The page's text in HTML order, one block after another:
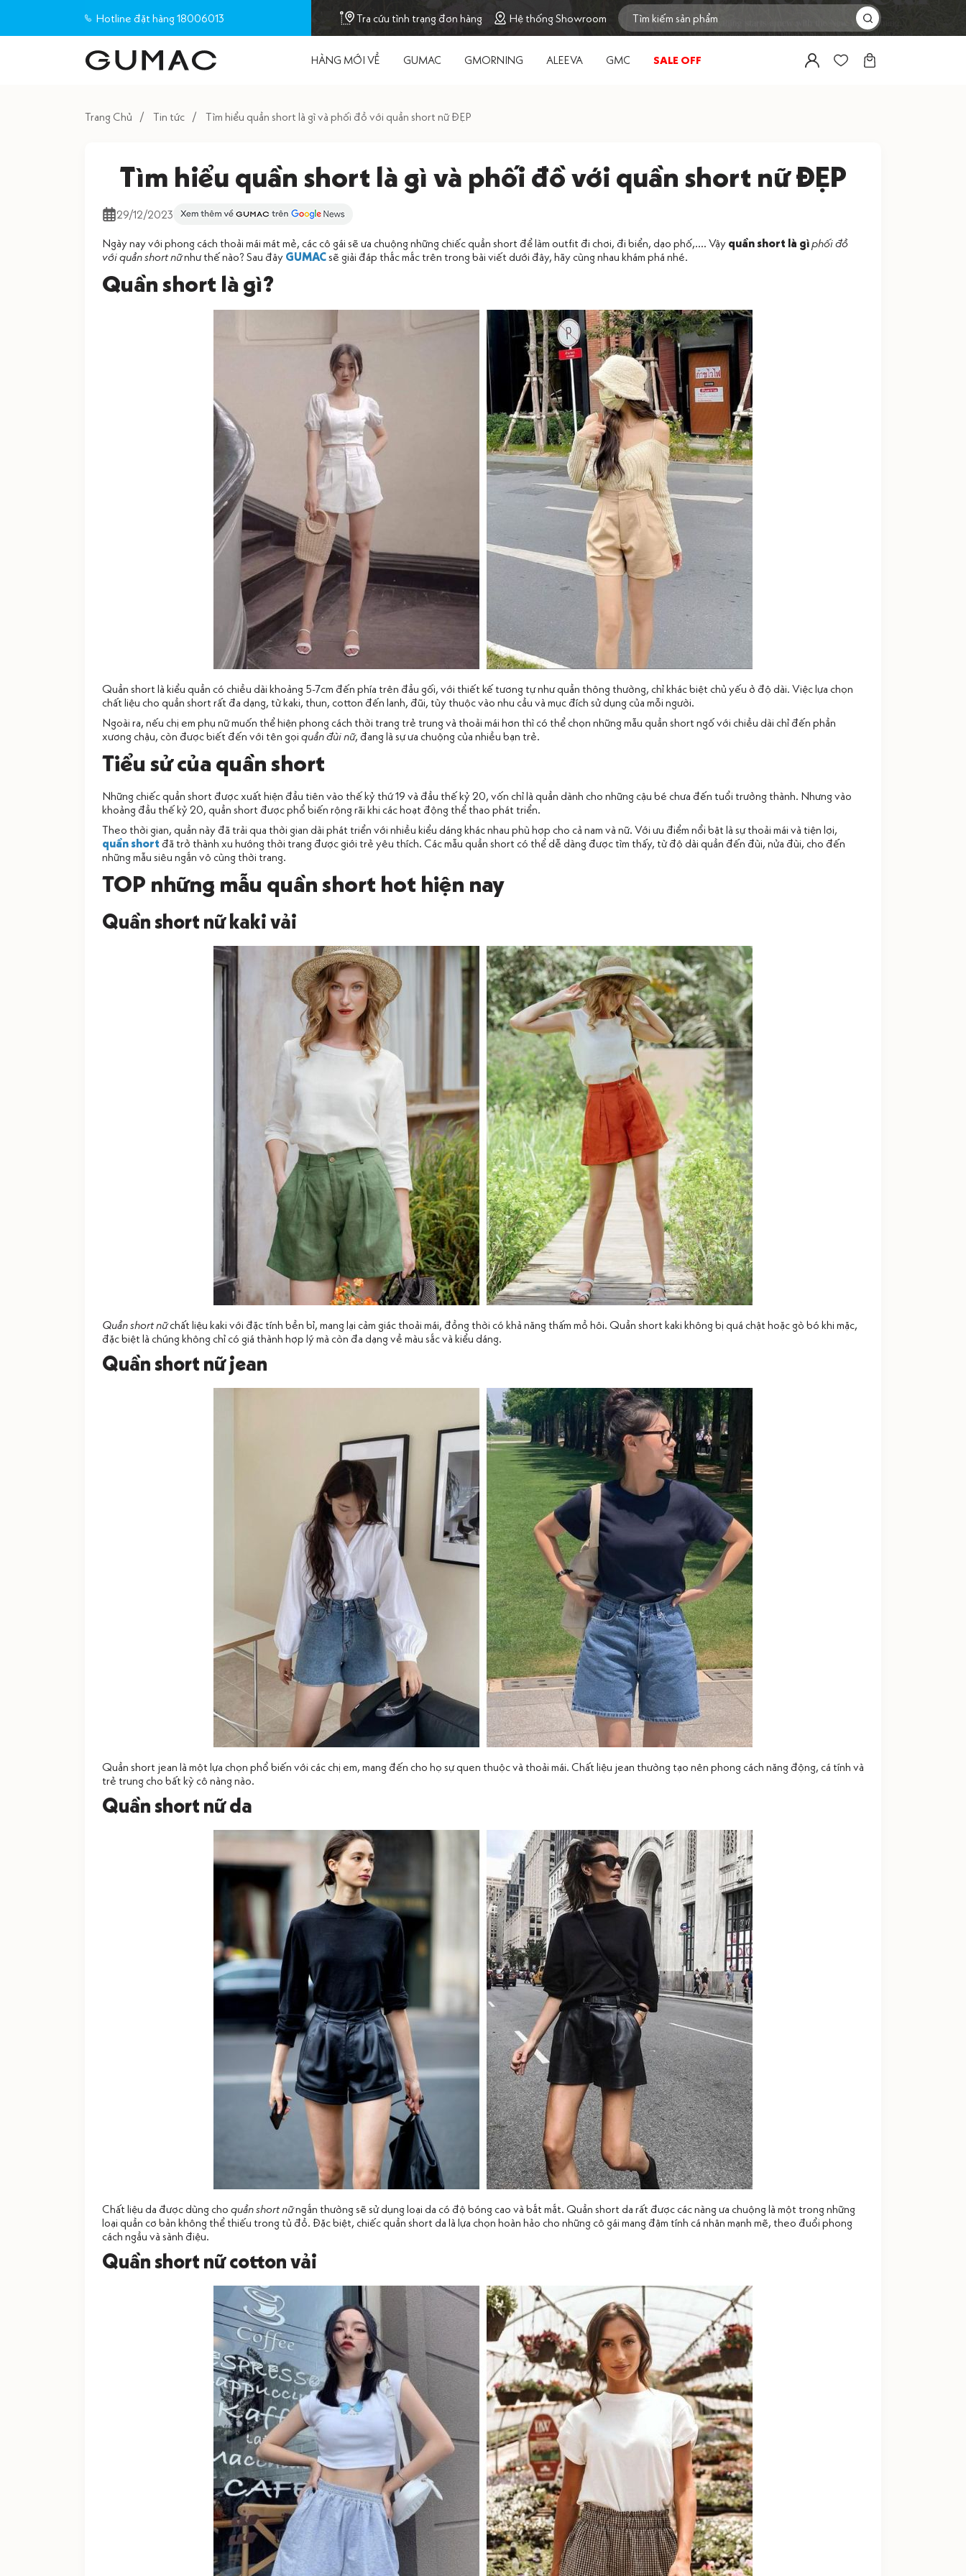
Hotline đặt hàng 18006013 Tra cứu tình trạng đơn hàng Hệ thống Showroom
HÀNG MỚI VỀ GUMAC GMORNING ALEEVA GMC SALE OFF
Trang Chủ Tin tức Tìm hiểu quần short là gì và phối đồ với quần short nữ ĐẸP
Tìm hiểu quần short là gì và phối đồ với quần short nữ ĐẸP
29/12/2023
Ngày nay với phong cách thoải mái mát mẻ, các cô gái sẽ ưa chuộng những chiếc quần short để làm outfit đi chơi, đi biển, dạo phố,.... Vậy quần short là gìphối đồ
với quần short nữnhư thế nào? Sau đây GUMACsẽ giải đáp thắc mắc trên trong bài viết dưới đây, hãy cùng nhau khám phá nhé.
Quần short là gì?
Quần short là kiểu quần có chiều dài khoảng 5-7cm đến phía trên đầu gối, với thiết kế tương tự như quần thông thường, chỉ khác biệt chủ yếu ở độ dài. Việc lựa chọn
chất liệu cho quần short rất đa dạng, từ kaki, thun, cotton đến lanh, đũi, tùy thuộc vào nhu cầu và mục đích sử dụng của mỗi người.
Ngoài ra, nếu chị em phụ nữ muốn thể hiện phong cách thời trang trẻ trung và thoải mái hơn thì có thể chọn những mẫu quần short ngố với chiều dài chỉ đến phần
xương chậu, còn được biết đến với tên gọi quần đùi nữ, đang là sự ưa chuộng của nhiều bạn trẻ.
Tiểu sử của quần short
Những chiếc quần short được xuất hiện đầu tiên vào thế kỷ thứ 19 và đầu thế kỷ 20, vốn chỉ là quần dành cho những cậu bé chưa đến tuổi trưởng thành. Nhưng vào
khoảng đầu thế kỷ 20, quần short được phổ biến rộng rãi khi các hoạt động thể thao phát triển.
Theo thời gian, quần này đã trải qua thời gian dài phát triển với nhiều kiểu dáng khác nhau phù hợp cho cả nam và nữ. Với ưu điểm nổi bật là sự thoải mái và tiện lợi,
quần short đã trở thành xu hướng thời trang được giới trẻ yêu thích. Các mẫu quần short có thể dễ dàng được tìm thấy, từ độ dài quần đến đùi, nửa đùi, cho đến
những mẫu siêu ngắn vô cùng thời trang.
TOP những mẫu quần short hot hiện nay
Quần short nữ kaki vải
Quần short nữchất liệu kaki với đặc tính bền bỉ, mang lại cảm giác thoải mái, đồng thời có khả năng thấm mồ hôi. Quần short kaki không bị quá chật hoặc gò bó khi mặc,
đặc biệt là chúng không chỉ có giá thành hợp lý mà còn đa dạng về màu sắc và kiểu dáng.
Quần short nữ jean
Quần short jean là một lựa chọn phổ biến với các chị em, mang đến cho họ sự quen thuộc và thoải mái. Chất liệu jean thường tạo nên phong cách năng động, cá tính và
trẻ trung cho bất kỳ cô nàng nào.
Quần short nữ da
Chất liệu da được dùng cho quần short nữngắn thường sẽ sử dụng loại da có độ bóng cao và bắt mắt. Quần short da rất được các nàng ưa chuộng là một trong những
loại quần cơ bản không thể thiếu trong tủ đồ. Đặc biệt, chiếc quần short da là lựa chọn hoàn hảo cho những cô gái mang đậm tính cá nhân mạnh mẽ, theo đuổi phong
cách ngầu và sành điệu.
Quần short nữ cotton vải